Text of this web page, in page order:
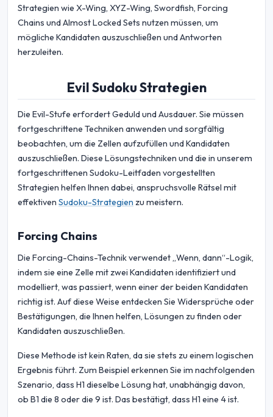
Strategien wie X-Wing, XYZ-Wing, Swordfish, Forcing
Chains und Almost Locked Sets nutzen müssen, um
mögliche Kandidaten auszuschließen und Antworten
herzuleiten.
Evil Sudoku Strategien
Die Evil-Stufe erfordert Geduld und Ausdauer. Sie müssen
fortgeschrittene Techniken anwenden und sorgfältig
beobachten, um die Zellen aufzufüllen und Kandidaten
auszuschließen. Diese Lösungstechniken und die in unserem
fortgeschrittenen Sudoku-Leitfaden vorgestellten
Strategien helfen Ihnen dabei, anspruchsvolle Rätsel mit
effektiven Sudoku-Strategien zu meistern.
Forcing Chains
Die Forcing-Chains-Technik verwendet „Wenn, dann“-Logik,
indem sie eine Zelle mit zwei Kandidaten identifiziert und
modelliert, was passiert, wenn einer der beiden Kandidaten
richtig ist. Auf diese Weise entdecken Sie Widersprüche oder
Bestätigungen, die Ihnen helfen, Lösungen zu finden oder
Kandidaten auszuschließen.
Diese Methode ist kein Raten, da sie stets zu einem logischen
Ergebnis führt. Zum Beispiel erkennen Sie im nachfolgenden
Szenario, dass H1 dieselbe Lösung hat, unabhängig davon,
ob B1 die 8 oder die 9 ist. Das bestätigt, dass H1 eine 4 ist.